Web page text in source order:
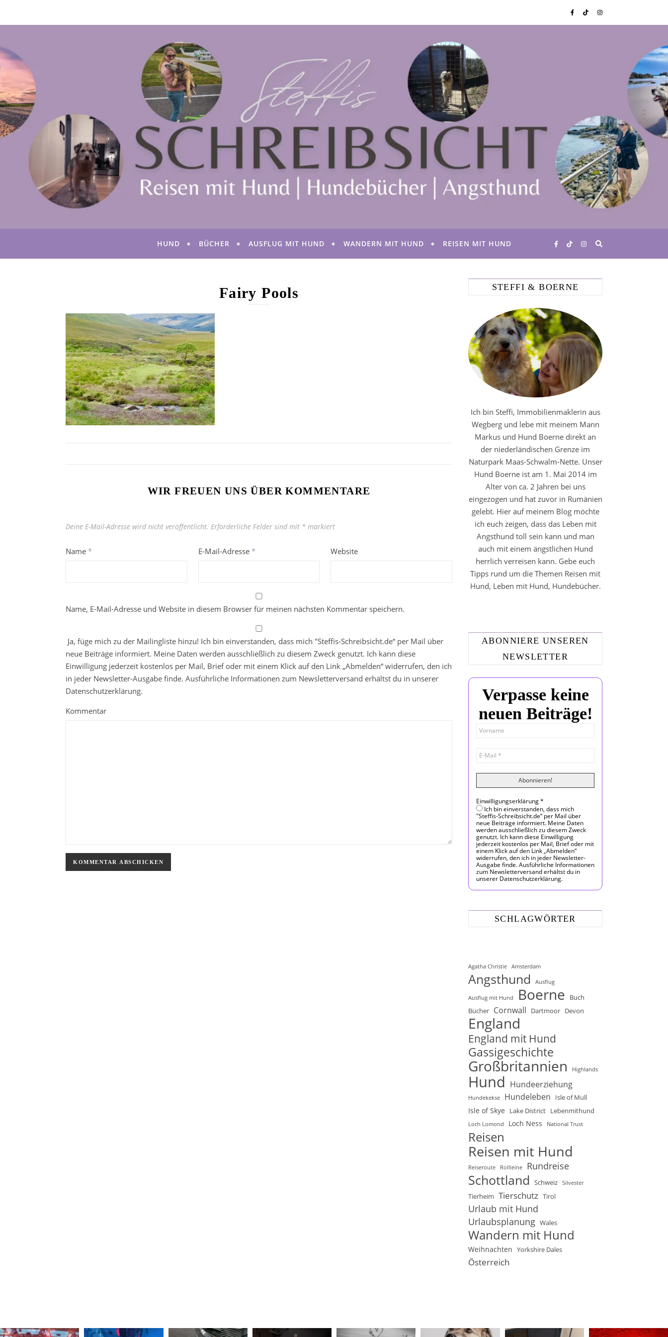
HUND BÜCHER AUSFLUG MIT HUND WANDERN MIT HUND REISEN MIT HUND
Fairy Pools
WIR FREUEN UNS ÜBER KOMMENTARE
Deine E-Mail-Adresse wird nicht veröffentlicht. Erforderliche Felder sind mit * markiert
Name * E-Mail-Adresse * Website
Name, E-Mail-Adresse und Website in diesem Browser für meinen nächsten Kommentar speichern.
Ja, füge mich zu der Mailingliste hinzu! Ich bin einverstanden, dass mich "Steffis-Schreibsicht.de“ per Mail über
neue Beiträge informiert. Meine Daten werden ausschließlich zu diesem Zweck genutzt. Ich kann diese
Einwilligung jederzeit kostenlos per Mail, Brief oder mit einem Klick auf den Link „Abmelden“ widerrufen, den ich
in jeder Newsletter-Ausgabe finde. Ausführliche Informationen zum Newsletterversand erhältst du in unserer
Datenschutzerklärung.
Kommentar
STEFFI & BOERNE
Ich bin Steffi, Immobilienmaklerin aus
Wegberg und lebe mit meinem Mann
Markus und Hund Boerne direkt an
der niederländischen Grenze im
Naturpark Maas-Schwalm-Nette. Unser
Hund Boerne ist am 1. Mai 2014 im
Alter von ca. 2 Jahren bei uns
eingezogen und hat zuvor in Rumänien
gelebt. Hier auf meinem Blog möchte
ich euch zeigen, dass das Leben mit
Angsthund toll sein kann und man
auch mit einem ängstlichen Hund
herrlich verreisen kann. Gebe euch
Tipps rund um die Themen Reisen mit
Hund, Leben mit Hund, Hundebücher.
ABONNIERE UNSEREN
NEWSLETTER
Verpasse keine
neuen Beiträge!
Einwilligungserklärung*
Ich bin einverstanden, dass mich
"Steffis-Schreibsicht.de“ per Mail über
neue Beiträge informiert. Meine Daten
werden ausschließlich zu diesem Zweck
genutzt. Ich kann diese Einwilligung
jederzeit kostenlos per Mail, Brief oder mit
einem Klick auf den Link „Abmelden“
widerrufen, den ich in jeder Newsletter-
Ausgabe finde. Ausführliche Informationen
zum Newsletterversand erhältst du in
unserer Datenschutzerklärung.
SCHLAGWÖRTER
Agatha Christie Amsterdam
Angsthund Ausflug
Ausflug mit Hund Boerne
Buch
Bücher Cornwall Dartmoor Devon
England
England mit Hund
Gassigeschichte
Großbritannien Highlands
Hund Hundeerziehung
Hundekekse Hundeleben Isle of Mull
Isle of Skye Lake District Lebenmithund
Loch Lomond Loch Ness National Trust
Reisen
Reisen mit Hund
Reiseroute Rollleine Rundreise
Schottland Schweiz Silvester
Tierheim Tierschutz Tirol
Urlaub mit Hund
Urlaubsplanung Wales
Wandern mit Hund
Weihnachten Yorkshire Dales
Österreich